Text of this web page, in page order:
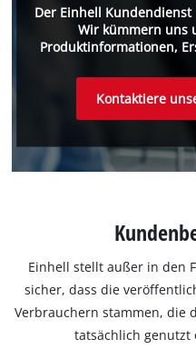
Der Einhell
Wir kümmern uns
Produktinformationen,
Kontaktiere
Einhell stellt außer in den
sicher, dass die
Verbrauchern stammen, die
tatsächlich genutzt